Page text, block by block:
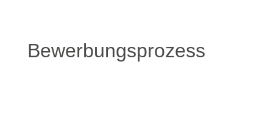
Bewerbungsprozess